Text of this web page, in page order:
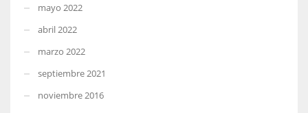
mayo 2022
abril 2022
marzo 2022
septiembre 2021
noviembre 2016